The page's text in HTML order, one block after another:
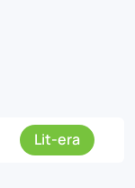
Lit-era